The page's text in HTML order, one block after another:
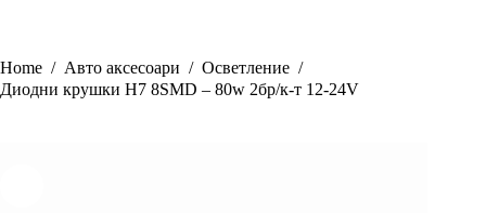
Home / Авто аксесоари / Осветление /
Диодни крушки H7 8SMD – 80w 2бр/к-т 12-24V